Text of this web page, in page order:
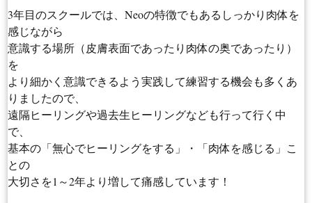
3年目のスクールでは、Neoの特徴でもあるしっかり肉体を
感じながら
意識する場所（皮膚表面であったり肉体の奥であったり）
を
より細かく意識できるよう実践して練習する機会も多くあ
りましたので、
遠隔ヒーリングや過去生ヒーリングなども行って行く中
で、
基本の「無心でヒーリングをする」・「肉体を感じる」こ
との
大切さを1～2年より増して痛感しています！